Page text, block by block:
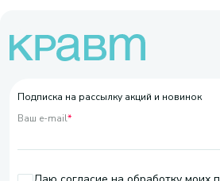
Подписка на рассылку акций и новинок
Ваш e-mail*